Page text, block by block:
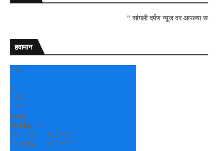
" सांगली दर्पण न्यूज वर आपल्या सर्वांचे सहर्ष
हवामान
+28
°
C
+29°
+22°
Sangli
Sunday, 09
Monday
+29°+21°
Tuesday
+29°+21°